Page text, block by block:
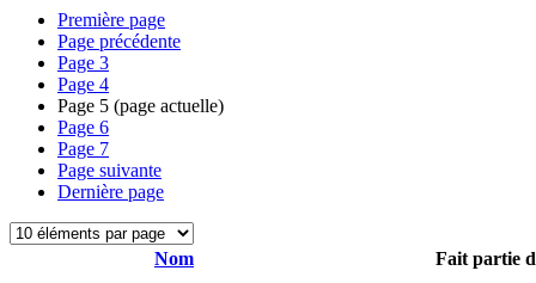
Première page
Page précédente
Page 3
Page 4
Page 5 (page actuelle)
Page 6
Page 7
Page suivante
Dernière page
Nom
Fait partie